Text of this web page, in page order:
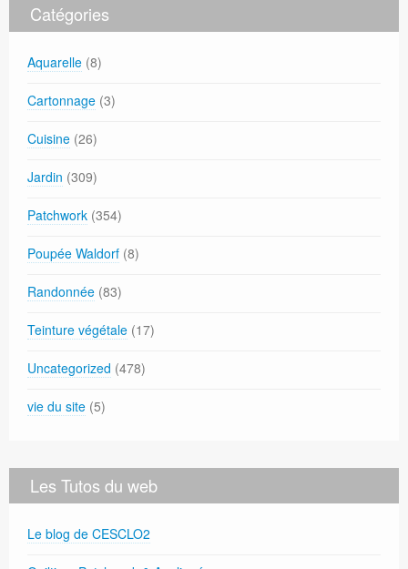
Catégories
Aquarelle (8)
Cartonnage (3)
Cuisine (26)
Jardin (309)
Patchwork (354)
Poupée Waldorf (8)
Randonnée (83)
Teinture végétale (17)
Uncategorized (478)
vie du site (5)
Les Tutos du web
Le blog de CESCLO2